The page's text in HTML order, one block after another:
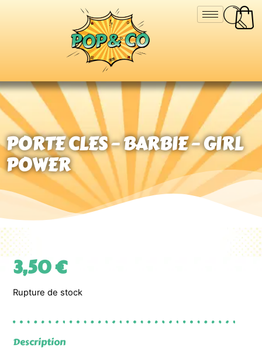
PORTE CLES – BARBIE – GIRL
POWER
3,50€
Rupture de stock
Description